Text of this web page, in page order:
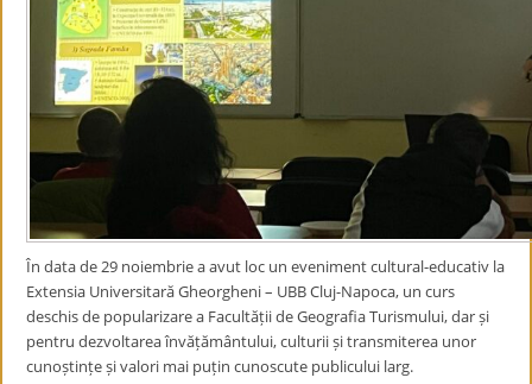
În data de 29 noiembrie a avut loc un eveniment cultural-educativ la
Extensia Universitară Gheorgheni – UBB Cluj-Napoca, un curs
deschis de popularizare a Facultății de Geografia Turismului, dar și
pentru dezvoltarea învățământului, culturii și transmiterea unor
cunoștințe și valori mai puțin cunoscute publicului larg.